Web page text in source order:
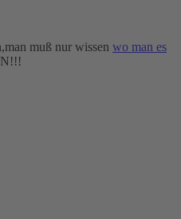
muß nur wissen wo man es